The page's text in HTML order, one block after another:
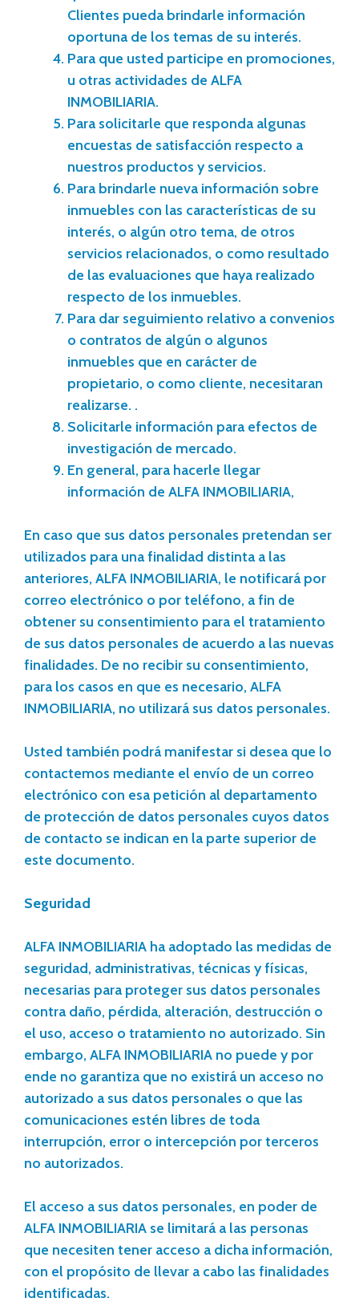
Clientes pueda brindarle información
oportuna de los temas de su interés.
Para que usted participe en promociones,
u otras actividades de ALFA
INMOBILIARIA.
Para solicitarle que responda algunas
encuestas de satisfacción respecto a
nuestros productos y servicios.
Para brindarle nueva información sobre
inmuebles con las características de su
interés, o algún otro tema, de otros
servicios relacionados, o como resultado
de las evaluaciones que haya realizado
respecto de los inmuebles.
Para dar seguimiento relativo a convenios
o contratos de algún o algunos
inmuebles que en carácter de
propietario, o como cliente, necesitaran
realizarse. .
Solicitarle información para efectos de
investigación de mercado.
En general, para hacerle llegar
información de ALFA INMOBILIARIA,
En caso que sus datos personales pretendan ser
utilizados para una finalidad distinta a las
anteriores, ALFA INMOBILIARIA, le notificará por
correo electrónico o por teléfono, a fin de
obtener su consentimiento para el tratamiento
de sus datos personales de acuerdo a las nuevas
finalidades. De no recibir su consentimiento,
para los casos en que es necesario, ALFA
INMOBILIARIA, no utilizará sus datos personales.
Usted también podrá manifestar si desea que lo
contactemos mediante el envío de un correo
electrónico con esa petición al departamento
de protección de datos personales cuyos datos
de contacto se indican en la parte superior de
este documento.
Seguridad
ALFA INMOBILIARIA ha adoptado las medidas de
seguridad, administrativas, técnicas y físicas,
necesarias para proteger sus datos personales
contra daño, pérdida, alteración, destrucción o
el uso, acceso o tratamiento no autorizado. Sin
embargo, ALFA INMOBILIARIA no puede y por
ende no garantiza que no existirá un acceso no
autorizado a sus datos personales o que las
comunicaciones estén libres de toda
interrupción, error o intercepción por terceros
no autorizados.
El acceso a sus datos personales, en poder de
ALFA INMOBILIARIA se limitará a las personas
que necesiten tener acceso a dicha información,
con el propósito de llevar a cabo las finalidades
identificadas.